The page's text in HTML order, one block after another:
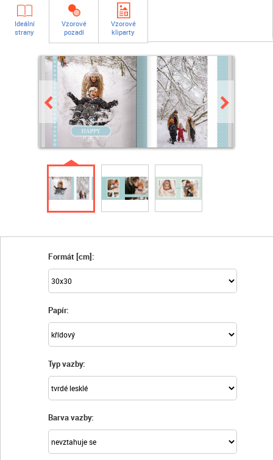
Ideální
strany
Vzorové
pozadí
Vzorové
kliparty
Formát [cm]:
Papír:
Typ vazby:
Barva vazby: